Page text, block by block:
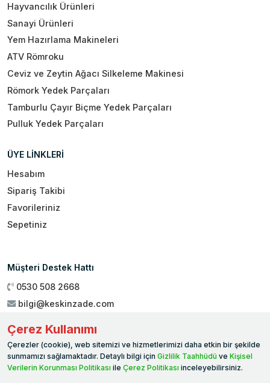
Hayvancılık Ürünleri
Sanayi Ürünleri
Yem Hazırlama Makineleri
ATV Römroku
Ceviz ve Zeytin Ağacı Silkeleme Makinesi
Römork Yedek Parçaları
Tamburlu Çayır Biçme Yedek Parçaları
Pulluk Yedek Parçaları
ÜYE LİNKLERİ
Hesabım
Sipariş Takibi
Favorileriniz
Sepetiniz
Müşteri Destek Hattı
0530 508 2668
bilgi@keskinzade.com
Genel Merkez: Yükseliş Mah. 1461. Sokak No:2/1 19 Mayıs
Ballıca / SAMSUN
Çerez Kullanımı
Çerezler (cookie), web sitemizi ve hizmetlerimizi daha etkin bir şekilde
sunmamızı sağlamaktadır. Detaylı bilgi için Gizlilik Taahhüdü ve Kişisel
Verilerin Korunması Politikası ile Çerez Politikası inceleyebilirsiniz.